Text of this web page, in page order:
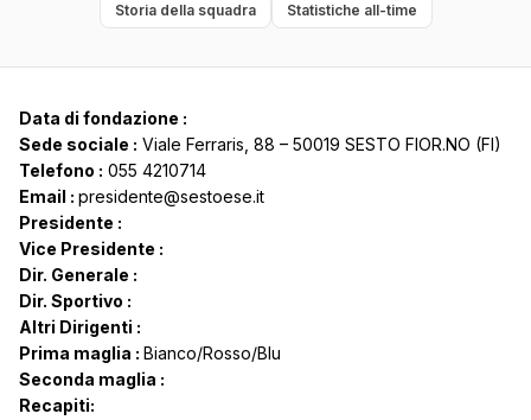
Storia della squadra Statistiche all-time
Data di fondazione :
Sede sociale : Viale Ferraris, 88 – 50019 SESTO FIOR.NO (FI)
Telefono : 055 4210714
Email : presidente@sestoese.it
Presidente :
Vice Presidente :
Dir. Generale :
Dir. Sportivo :
Altri Dirigenti :
Prima maglia : Bianco/Rosso/Blu
Seconda maglia :
Recapiti: